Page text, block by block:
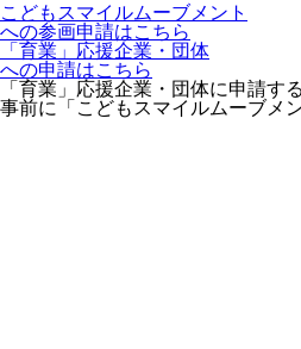
こどもスマイルムーブメント
への参画申請はこちら
「育業」応援企業・団体
への申請はこちら
「育業」応援企業・団体に申請す
事前に「こどもスマイルムーブメ